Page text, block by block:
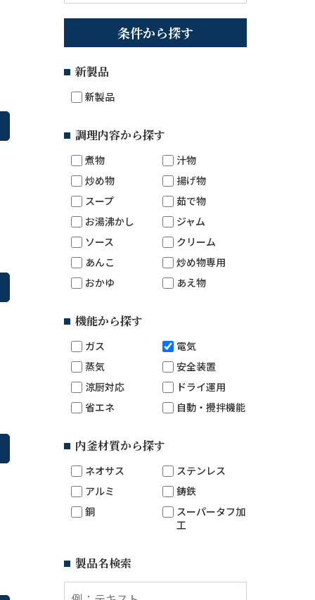
条件から探す
新製品
新製品
調理内容から探す
煮物
汁物
炒め物
揚げ物
スープ
茹で物
お湯沸かし
ジャム
ソース
クリーム
あんこ
炒め物専用
おかゆ
あえ物
機能から探す
ガス
電気
蒸気
安全装置
涼厨対応
ドライ運用
省エネ
自動・攪拌機能
内釜材質から探す
ネオサス
ステンレス
アルミ
鋳鉄
銅
スーパータフ加
工
製品名検索